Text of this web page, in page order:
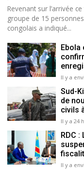
Revenant sur l’arrivée
groupe de 15
congolais a indiqué...
Ebola
Il y a
Sud-
de
civils
Il y a 24
RDC
Il y a